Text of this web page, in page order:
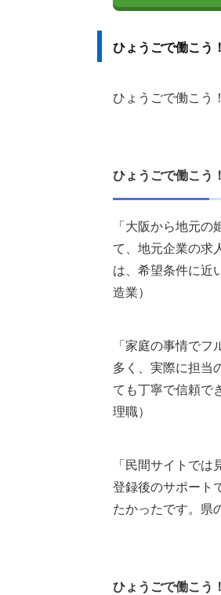
ひょうごで働こう
ひょうごで働こう
ひょうごで働こう
「大阪から地元
て、地元企業の求
は、希望条件に近
造業）
「家庭の事情で
多く、実際に担当
ても丁寧で信頼で
理職）
「民間サイトで
登録後のサポート
たかったです。県
ひょうごで働こう